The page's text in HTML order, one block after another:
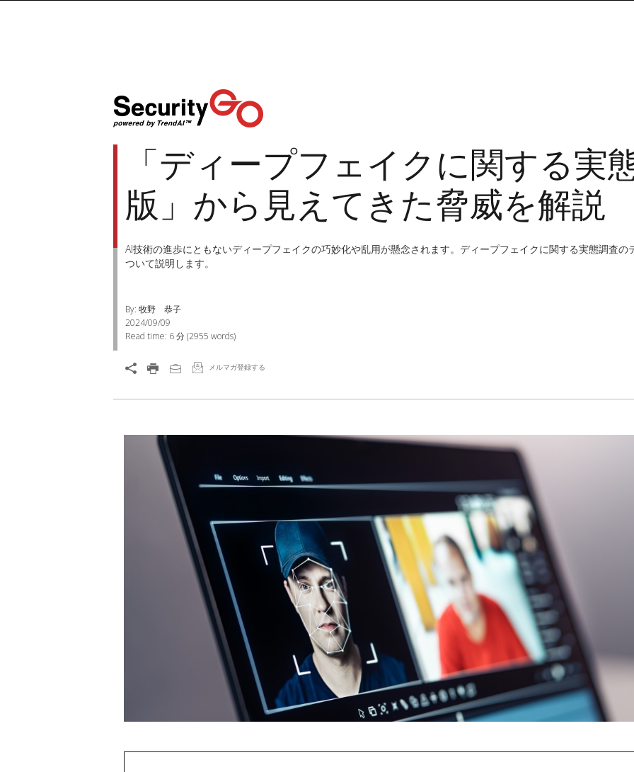
「ディープフェイクに関する実
版」から見えてきた脅威を解説
AI技術の進歩にともないディープフェイクの巧妙化や乱用が懸念されます。ディープフェイクに関する実態調査
ついて説明します。
By: 牧野 恭子
2024/09/09
Read time: 6 分(2955 words)
メルマガ登録する